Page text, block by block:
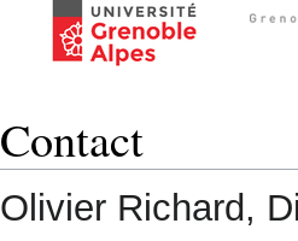
Contact
Olivier Richard,